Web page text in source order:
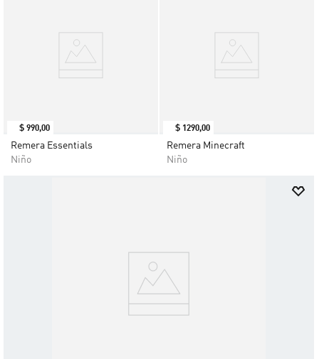
$ 990,00
Remera Essentials
Niño
$ 1290,00
Remera Minecraft
Niño